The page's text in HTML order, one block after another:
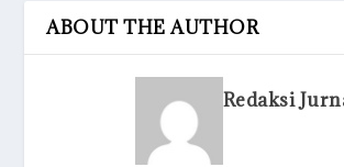
ABOUT THE AUTHOR
Redaksi